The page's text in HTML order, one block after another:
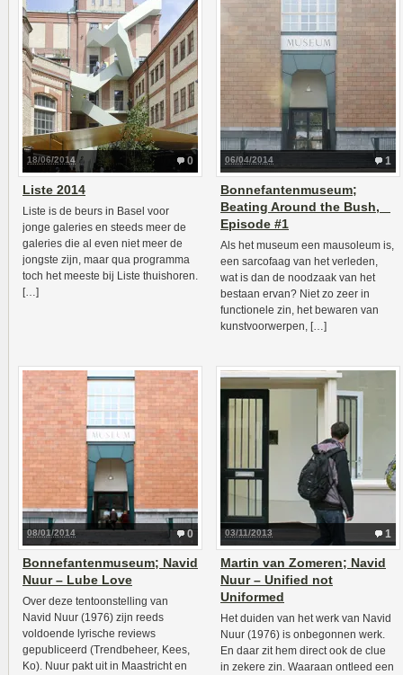
0
18/06/2014
Liste 2014
Liste is de beurs in Basel voor
jonge galeries en steeds meer de
galeries die al even niet meer de
jongste zijn, maar qua programma
toch het meeste bij Liste thuishoren.
[…]
1
06/04/2014
Bonnefantenmuseum;
Beating Around the Bush,
Episode #1
Als het museum een mausoleum is,
een sarcofaag van het verleden,
wat is dan de noodzaak van het
bestaan ervan? Niet zo zeer in
functionele zin, het bewaren van
kunstvoorwerpen, […]
0
08/01/2014
Bonnefantenmuseum; Navid
Nuur – Lube Love
Over deze tentoonstelling van
Navid Nuur (1976) zijn reeds
voldoende lyrische reviews
gepubliceerd (Trendbeheer, Kees,
Ko). Nuur pakt uit in Maastricht en
1
03/11/2013
Martin van Zomeren; Navid
Nuur – Unified not
Uniformed
Het duiden van het werk van Navid
Nuur (1976) is onbegonnen werk.
En daar zit hem direct ook de clue
in zekere zin. Waaraan ontleed een